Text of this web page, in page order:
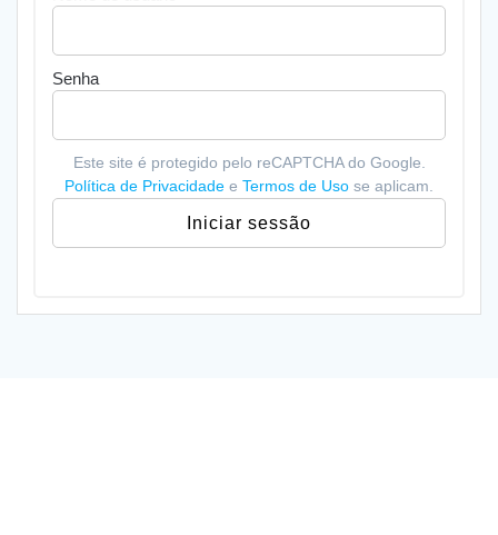
Senha
Este site é protegido pelo reCAPTCHA do Google.
Política de Privacidade e Termos de Uso se aplicam.